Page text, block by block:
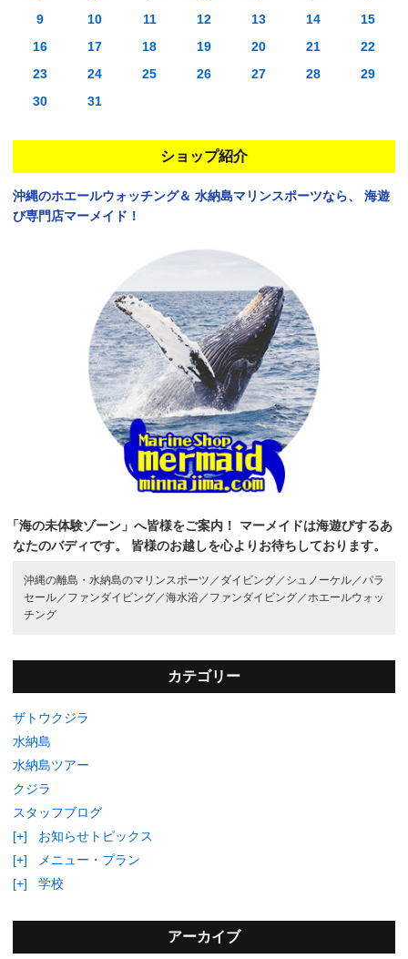
9
10 11 12 13 14
15
16
17 18 19 20 21
22
23
24 25 26 27 28
29
30
31
ショップ紹介
沖縄のホエールウォッチング＆ 水納島マリンスポーツなら、
海遊
び専門店マーメイド！
「海の未体験ゾーン」へ皆様をご案内！
マーメイドは海遊びするあ
なたのバディです。
皆様のお越しを心よりお待ちしております。
沖縄の離島・水納島のマリンスポーツ／ ダイビング／ シュノーケル／パラ
セール／ ファンダイビング／海水浴／ ファンダイビング／ホエールウォッ
チング
カテゴリー
ザトウクジラ
水納島
水納島ツアー
クジラ
スタッフブログ
[+]
お知らせトピックス
[+]
メニュー・プラン
[+]
学校
アーカイブ